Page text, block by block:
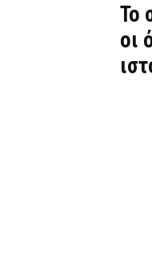
Το
οι